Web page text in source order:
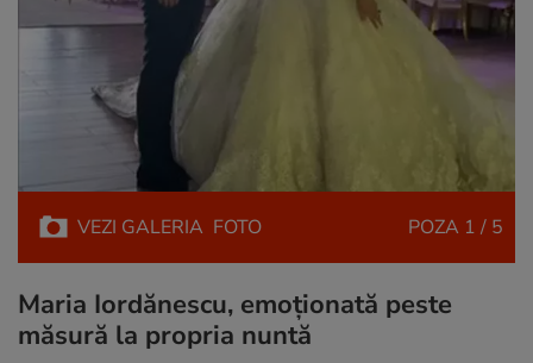
VEZI GALERIA FOTO POZA 1 / 5
Maria Iordănescu, emoționată peste
măsură la propria nuntă